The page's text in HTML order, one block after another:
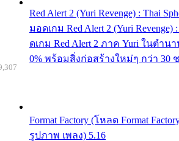
Red Alert 2 (Yuri Revenge) : Thai
มอดเกม Red Alert 2 (Yuri Revenge)
ดเกม Red Alert 2 ภาค Yuri ในตำน
0% พร้อมสิ่งก่อสร้างใหม่ๆ กว่า 30
Format Factory (โหลด Format
รูปภาพ เพลง) 5.16